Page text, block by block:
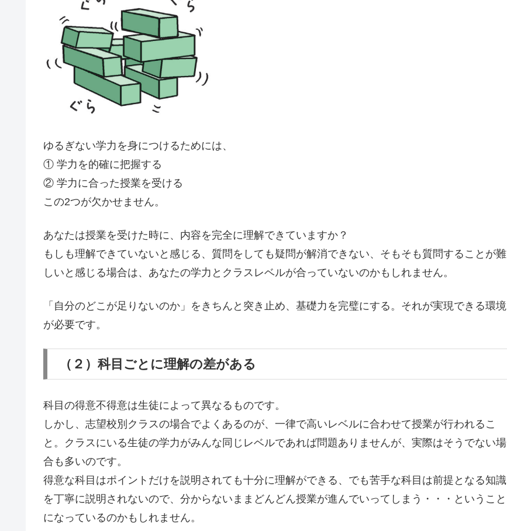
ゆるぎない学力を身につけるためには、
① 学力を的確に把握する
② 学力に合った授業を受ける
この2つが欠かせません。
あなたは授業を受けた時に、内容を完全に理解できていますか？
もしも理解できていないと感じる、質問をしても疑問が解消できない、そもそも質問することが難
しいと感じる場合は、 あなたの学力とクラスレベルが合っていないのかもしれません。
「自分のどこが足りないのか」をきちんと突き止め、基礎力を完璧にする。それが実現できる環境
が必要です。
（２）科目ごとに理解の差がある
科目の得意不得意は生徒によって異なるものです。
しかし、志望校別クラスの場合でよくあるのが、一律で高いレベルに合わせて授業が行われるこ
と。クラスにいる生徒の学力がみんな同じレベルであれば問題ありませんが、実際はそうでない場
合も多いのです。
得意な科目はポイントだけを説明されても十分に理解ができる、でも苦手な科目は前提となる知識
を丁寧に説明されないので、 分からないままどんどん授業が進んでいってしまう・・・ということ
になっているのかもしれません。